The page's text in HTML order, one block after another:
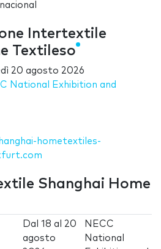
Intertextile
Textileso
20 agosto 2026
National Exhibition and
hometextiles-
Shanghai Home
Dal18 al 20
agosto
NECC
National